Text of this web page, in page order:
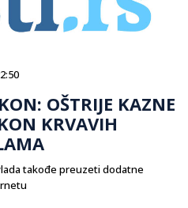
OŠTRIJE KAZNE
KRVAVIH
takođe preuzeti dodatne